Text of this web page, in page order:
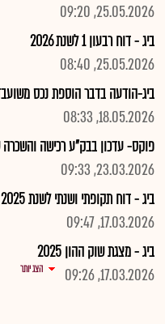
25.05.2026, 09:20
ביג - דוח רבעון 1 לשנת 2026
25.05.2026, 08:40
ביג-הודעה בדבר הוספת נכס
18.05.2026, 08:33
פוקס- עדכון בבק"ע רכישה
23.03.2026, 09:33
ביג - דוח תקופתי ושנתי לשנת 2025 - הוספת הערכות שווי שמפאת גודל הקב
17.03.2026, 09:47
ביג - מצגת שוק ההון 2025
17.03.2026, 09:26
הצג יותר